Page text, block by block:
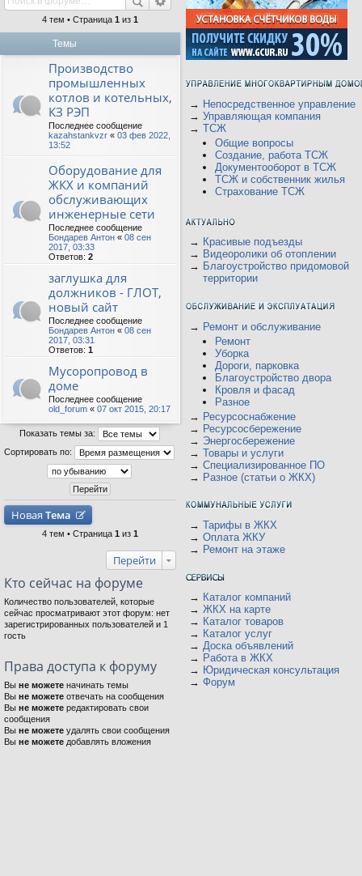
4 тем • Страница 1 из 1
Темы
Производство
промышленных
котлов и котельных,
КЗ РЭП
Последнее сообщение
kazahstankvzr « 03 фев 2022,
13:52
Оборудование для
ЖКХ и компаний
обслуживающих
инженерные сети
Последнее сообщение
Бондарев Антон « 08 сен
2017, 03:33
Ответов: 2
заглушка для
должников - ГЛОТ,
новый сайт
Последнее сообщение
Бондарев Антон « 08 сен
2017, 03:31
Ответов: 1
Мусоропровод в
доме
Последнее сообщение
old_forum « 07 окт 2015, 20:17
Показать темы за:
Сортировать по:
Новая Тема
4 тем • Страница 1 из 1
Перейти
Кто сейчас на форуме
Количество пользователей, которые
сейчас просматривают этот форум: нет
зарегистрированных пользователей и 1
гость
Права доступа к форуму
Вы не можете начинать темы
Вы не можете отвечать на сообщения
Вы не можете редактировать свои
сообщения
Вы не можете удалять свои сообщения
Вы не можете добавлять вложения
→ Непосредственное управление
→ Управляющая компания
→ ТСЖ
Общие вопросы
Создание, работа ТСЖ
Документооборот в ТСЖ
ТСЖ и собственник жилья
Страхование ТСЖ
→ Красивые подъезды
→ Видеоролики об отоплении
→ Благоустройство придомовой
территории
→ Ремонт и обслуживание
Ремонт
Уборка
Дороги, парковка
Благоустройство двора
Кровля и фасад
Разное
→ Ресурсоснабжение
→ Ресурсосбережение
→ Энергосбережение
→ Товары и услуги
→ Специализированное ПО
→ Разное (статьи о ЖКХ)
→ Тарифы в ЖКХ
→ Оплата ЖКУ
→ Ремонт на этаже
→ Каталог компаний
→ ЖКХ на карте
→ Каталог товаров
→ Каталог услуг
→ Доска объявлений
→ Работа в ЖКХ
→ Юридическая консультация
→ Форум